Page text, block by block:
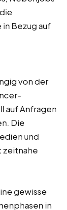
Bezug auf
von der
auf Anfragen
Die
und
zeitnahe
gewisse
in